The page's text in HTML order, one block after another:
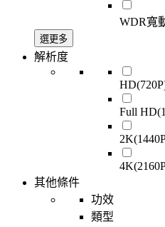
WDR寬
選更多
解析度
Full
其他條件
功效
類型